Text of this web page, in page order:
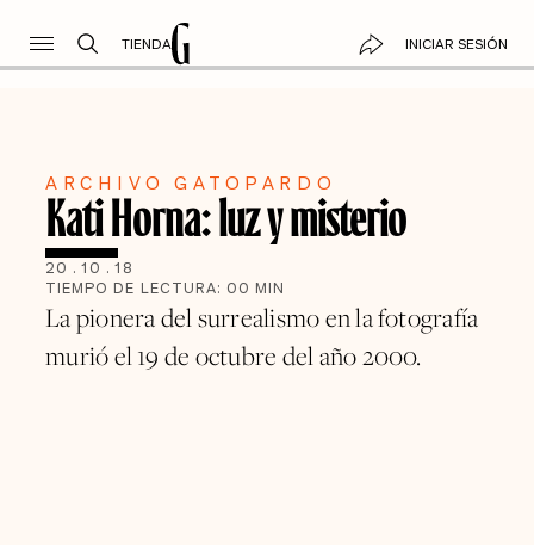
TIENDA INICIAR SESIÓN
ARCHIVO GATOPARDO
Kati Horna: luz y misterio
20 . 10 . 18
TIEMPO DE LECTURA: 00 MIN
La pionera del surrealismo en la fotografía
murió el 19 de octubre del año 2000.